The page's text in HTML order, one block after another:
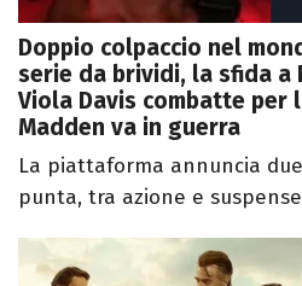
Doppio colpaccio nel
serie da brividi, la sfida a
Viola Davis combatte per
Madden va in guerra
La piattaforma annuncia
punta, tra azione e